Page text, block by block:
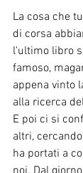
La cosa che
di corsa
l'ultimo libro
famoso,
appena vinto
alla ricerca
E poi ci si
altri,
ha portati a